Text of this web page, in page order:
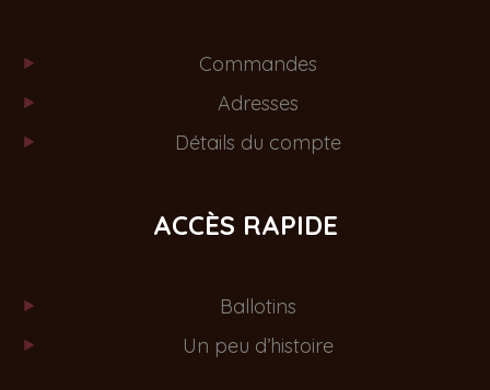
Commandes
Adresses
Détails du compte
ACCÈS RAPIDE
Ballotins
Un peu d’histoire